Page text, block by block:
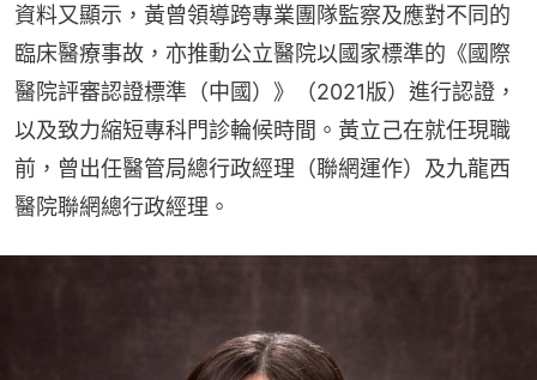
資料又顯示，黃曾領導跨專業團隊監察及應對不同的
臨床醫療事故，亦推動公立醫院以國家標準的《國際
醫院評審認證標準（中國）》（2021版）進行認證，
以及致力縮短專科門診輪候時間。黃立己在就任現職
前，曾出任醫管局總行政經理（聯網運作）及九龍西
醫院聯網總行政經理。